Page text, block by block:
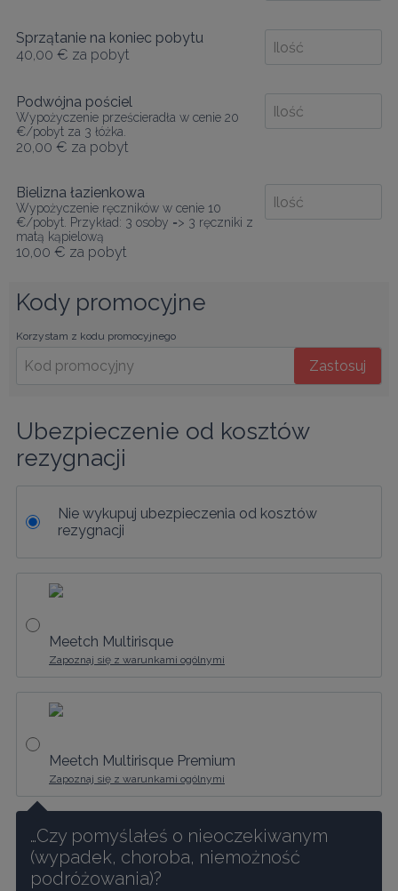
Sprzątanie na koniec pobytu
40,00 € za pobyt
Podwójna pościel
Wypożyczenie prześcieradła w cenie 20
€/pobyt za 3 łóżka.
20,00 € za pobyt
Bielizna łazienkowa
Wypożyczenie ręczników w cenie 10
€/pobyt. Przykład: 3 osoby => 3 ręczniki z
matą kąpielową
10,00 € za pobyt
Kody promocyjne
Korzystam z kodu promocyjnego
Zastosuj
Ubezpieczenie od kosztów
rezygnacji
Nie wykupuj ubezpieczenia od kosztów
rezygnacji
Meetch Multirisque
Zapoznaj się z warunkami ogólnymi
Meetch Multirisque Premium
Zapoznaj się z warunkami ogólnymi
…Czy pomyślałeś o nieoczekiwanym
(wypadek, choroba, niemożność
podróżowania)?